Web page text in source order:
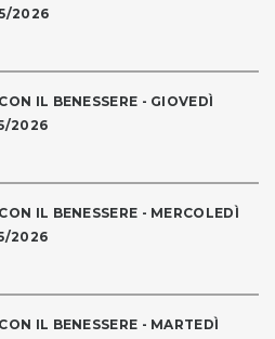
2026
IL BENESSERE - GIOVEDÌ
2026
IL BENESSERE - MERCOLEDÌ
2026
IL BENESSERE - MARTEDÌ